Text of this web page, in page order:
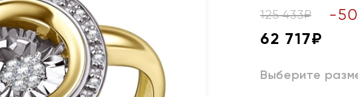
125 433₽ -50
62 717₽
Выберите